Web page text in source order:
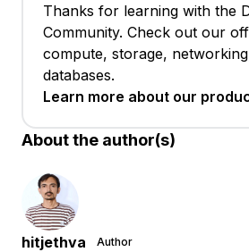
Thanks for learning with the
Community. Check out our
compute, storage,
databases.
Learn more about our
About the author(s)
hitjethva Author